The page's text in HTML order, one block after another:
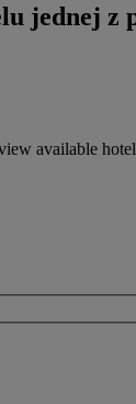
jednej z
available